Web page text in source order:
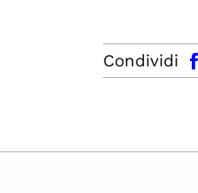
Condividi
facebook